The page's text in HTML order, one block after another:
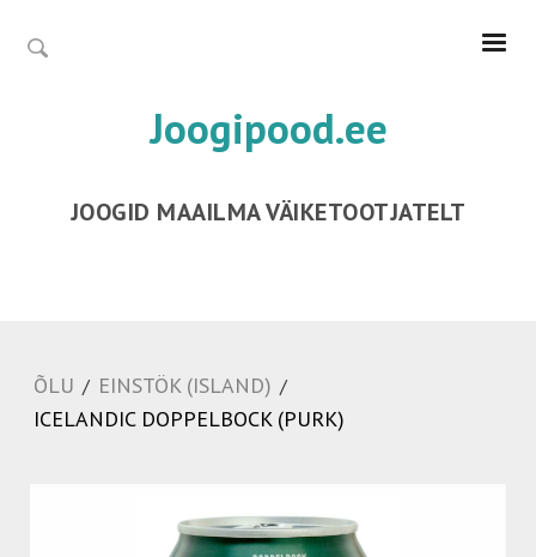
Joogipood.ee
JOOGID MAAILMA VÄIKETOOTJATELT
ÕLU / EINSTÖK (ISLAND) /
ICELANDIC DOPPELBOCK (PURK)